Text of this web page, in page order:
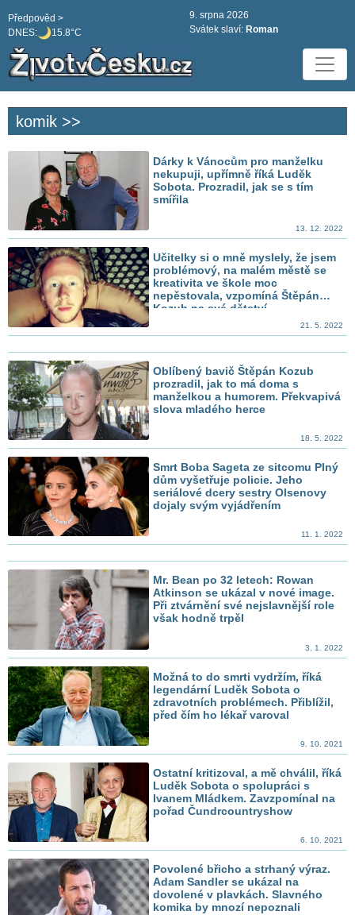
DNES: 15.8°C
Předpověd >
9. srpna 2026
Svátek slaví: Roman
komik >>
Dárky k Vánocům pro manželku
nekupuji, upřímně říká Luděk
Sobota. Prozradil, jak se s tím
smířila
13. 12. 2022
Učitelky si o mně myslely, že jsem
problémový, na malém městě se
kreativita ve škole moc
nepěstovala, vzpomíná Štěpán
Kozub na své dětství
21. 5. 2022
Oblíbený bavič Štěpán Kozub
prozradil, jak to má doma s
manželkou a humorem. Překvapivá
slova mladého herce
18. 5. 2022
Smrt Boba Sageta ze sitcomu Plný
dům vyšetřuje policie. Jeho
seriálové dcery sestry Olsenovy
dojaly svým vyjádřením
11. 1. 2022
Mr. Bean po 32 letech: Rowan
Atkinson se ukázal v nové image.
Při ztvárnění své nejslavnější role
však hodně trpěl
3. 1. 2022
Možná to do smrti vydržím, říká
legendární Luděk Sobota o
zdravotních problémech. Přiblížil,
před čím ho lékař varoval
9. 10. 2021
Ostatní kritizoval, a mě chválil, říká
Luděk Sobota o spolupráci s
Ivanem Mládkem. Zavzpomínal na
pořad Čundrcountryshow
6. 10. 2021
Povolené břicho a strhaný výraz.
Adam Sandler se ukázal na
dovolené v plavkách. Slavného
komika by mnozí nepoznali